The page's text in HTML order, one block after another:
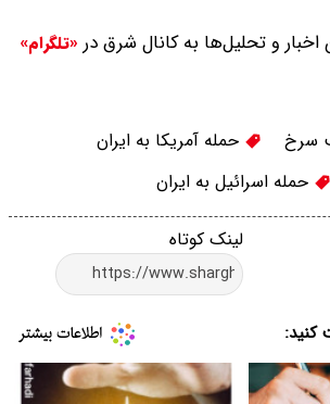
اخبار و تحلیل‌ها به کانال شرق در «تلگرام»
سرخ
حمله آمریکا به ایران
حمله اسرائیل به ایران
لینک کوتاه
کنید: